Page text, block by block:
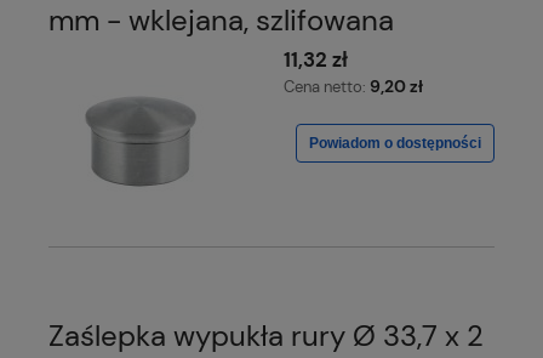
mm - wklejana, szlifowana
11,32 zł
Cena netto: 9,20 zł
Powiadom o dostępności
Zaślepka wypukła rury Ø 33,7 x 2